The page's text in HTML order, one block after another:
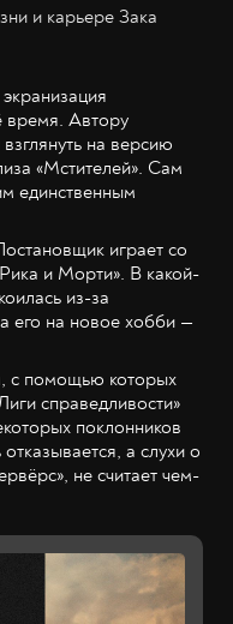
и карьере Зака
время. Автору
на версию
«Мстителей». Сам
единственным
играет со
и Морти». В какой-
из-за
его на новое хобби —
с помощью которых
справедливости»
поклонников
а слухи о
не считает чем-